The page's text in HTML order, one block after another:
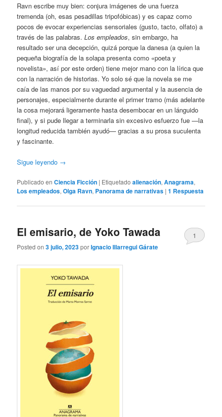
Ravn escribe muy bien: conjura imágenes de una fuerza
tremenda (oh, esas pesadillas tripofóbicas) y es capaz como
pocos de evocar experiencias sensoriales (gusto, tacto, olfato) a
través de las palabras.Los empleados, sin embargo, ha
resultado ser una decepción, quizá porque la danesa (a quien la
pequeña biografía de la solapa presenta como «poeta y
novelista», así por este orden) tiene mejor mano con la lírica que
con la narración de historias. Yo solo sé que la novela se me
caía de las manos por su vaguedad argumental y la ausencia de
personajes, especialmente durante el primer tramo (más adelante
la cosa mejorará ligeramente hasta desembocar en un lánguido
final), y si pude llegar a terminarla sin excesivo esfuerzo fue —la
longitud reducida también ayudó— gracias a su prosa suculenta
y fascinante.
Sigue leyendo →
Publicado en Ciencia Ficción | Etiquetado alienación,Anagrama,
Los empleados,Olga Ravn, Panorama de narrativas |1 Respuesta
El emisario, de Yoko Tawada
Posted on3 julio, 2023porIgnacio Illarregui Gárate
1